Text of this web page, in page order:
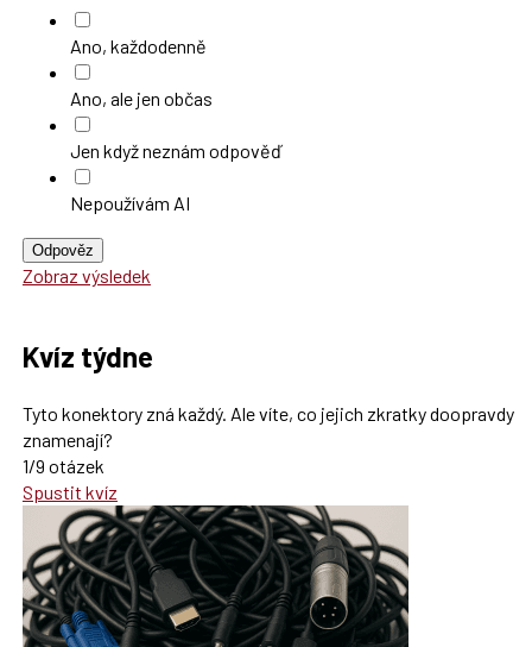
Ano, každodenně
Ano, ale jen občas
Jen když neznám odpověď
Nepoužívám AI
Odpověz
Zobraz výsledek
Kvíz týdne
Tyto konektory zná každý. Ale víte, co jejich zkratky doopravdy
znamenají?
1/9 otázek
Spustit kvíz